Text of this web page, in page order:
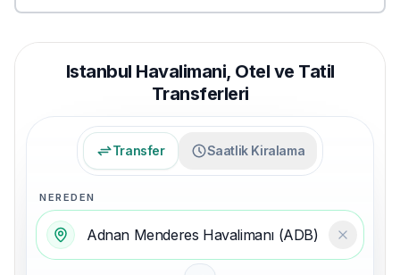
Istanbul Havalimani, Otel ve Tatil
Transferleri
Transfer Saatlik Kiralama
NEREDEN
Temizle